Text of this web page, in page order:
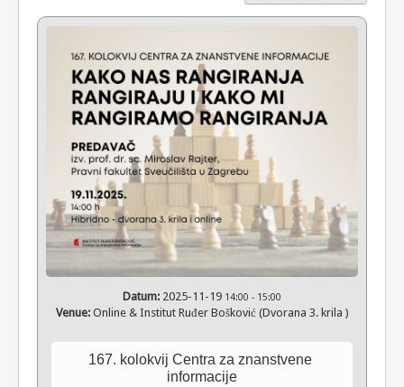
Datum: 2025-11-19 14:00 - 15:00
Venue:Online & Institut Ruđer Bošković (Dvorana 3. krila )
167. kolokvij Centra za znanstvene
informacije